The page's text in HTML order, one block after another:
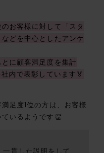
お客様に対して「スタ
どを中心としたアンケ
に顧客満足度を集計
内で表彰しています🏅
足度1位の方は、お客様
いるようです👏
貫した説明をして